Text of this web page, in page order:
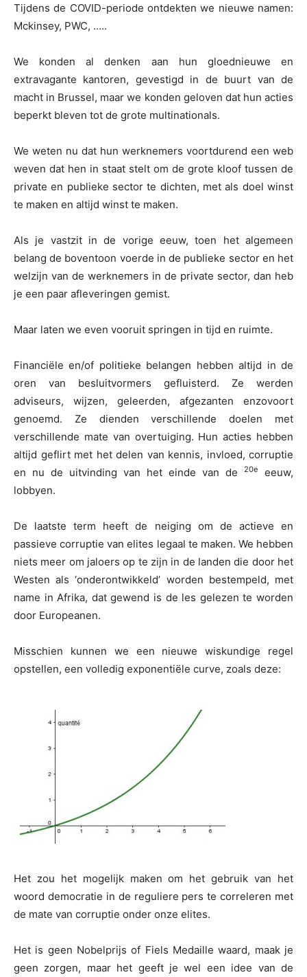
Tijdens de COVID-periode ontdekten we nieuwe namen:
Mckinsey, PWC, …..
We konden al denken aan hun gloednieuwe en
extravagante kantoren, gevestigd in de buurt van de
macht in Brussel, maar we konden geloven dat hun acties
beperkt bleven tot de grote multinationals.
We weten nu dat hun werknemers voortdurend een web
weven dat hen in staat stelt om de grote kloof tussen de
private en publieke sector te dichten, met als doel winst
te maken en altijd winst te maken.
Als je vastzit in de vorige eeuw, toen het algemeen
belang de boventoon voerde in de publieke sector en het
welzijn van de werknemers in de private sector, dan heb
je een paar afleveringen gemist.
Maar laten we even vooruit springen in tijd en ruimte.
Financiële en/of politieke belangen hebben altijd in de
oren van besluitvormers gefluisterd. Ze werden
adviseurs, wijzen, geleerden, afgezanten enzovoort
genoemd. Ze dienden verschillende doelen met
verschillende mate van overtuiging. Hun acties hebben
altijd geflirt met het delen van kennis, invloed, corruptie
en nu de uitvinding van het einde van de
20e
eeuw,
lobbyen.
De laatste term heeft de neiging om de actieve en
passieve corruptie van elites legaal te maken. We hebben
niets meer om jaloers op te zijn in de landen die door het
Westen als ‘onderontwikkeld’ worden bestempeld, met
name in Afrika, dat gewend is de les gelezen te worden
door Europeanen.
Misschien kunnen we een nieuwe wiskundige regel
opstellen, een volledig exponentiële curve, zoals deze:
Het zou het mogelijk maken om het gebruik van het
woord democratie in de reguliere pers te correleren met
de mate van corruptie onder onze elites.
Het is geen Nobelprijs of Fiels Medaille waard, maak je
geen zorgen, maar het geeft je wel een idee van de